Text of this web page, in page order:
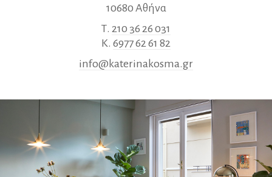
10680 Αθήνα
Τ. 210 36 26 031
Κ. 6977 62 61 82
info@katerinakosma.gr